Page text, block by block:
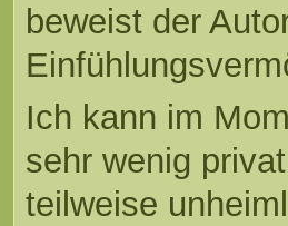
beweist der
Ich kann im
sehr wenig
teilweise